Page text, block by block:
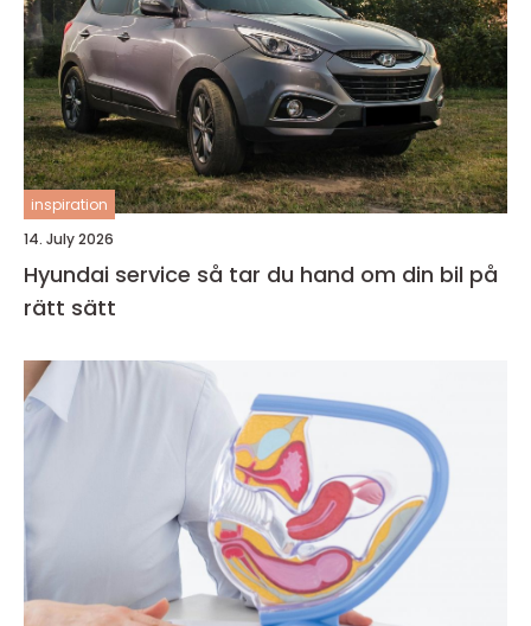
inspiration
14. July 2026
Hyundai service så tar du hand om din bil på
rätt sätt